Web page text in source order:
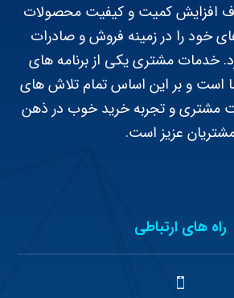
افزایش کمیت و کیفیت محصولات
خود را در زمینه فروش و صادرات
خدمات مشتری یکی از برنامه های
است و بر این اساس تمام تلاش های
مشتری و تجربه خرید خوب در ذهن
عزیز است.
راه های ارتباطی